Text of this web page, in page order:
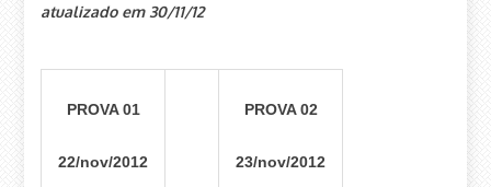
atualizado em 30/11/12
PROVA 01
22/nov/2012
PROVA 02
23/nov/2012